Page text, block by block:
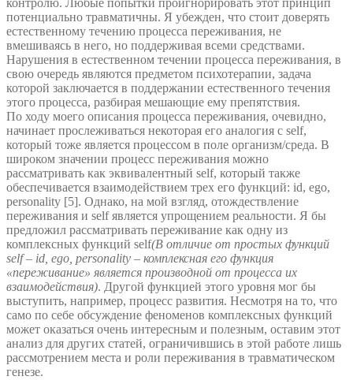
контролю. Любые попытки проигнорировать этот принцип
потенциально травматичны. Я убежден, что стоит доверять
естественному течению процесса переживания, не
вмешиваясь в него, но поддерживая всеми средствами.
Нарушения в естественном течении процесса переживания, в
свою очередь являются предметом психотерапии, задача
которой заключается в поддержании естественного течения
этого процесса, разбирая мешающие ему препятствия.
По ходу моего описания процесса переживания, очевидно,
начинает прослеживаться некоторая его аналогия с self,
который тоже является процессом в поле организм/среда. В
широком значении процесс переживания можно
рассматривать как эквивалентный self, который также
обеспечивается взаимодействием трех его функций: id, ego,
personality [5]. Однако, на мой взгляд, отождествление
переживания и self является упрощением реальности. Я бы
предложил рассматривать переживание как одну из
комплексных функций self(В отличие от простых функций
self – id, ego, personality – комплексная его функция
«переживание» является производной от процесса их
взаимодействия). Другой функцией этого уровня мог бы
выступить, например, процесс развития. Несмотря на то, что
само по себе обсуждение феноменов комплексных функций
может оказаться очень интересным и полезным, оставим этот
анализ для других статей, ограничившись в этой работе лишь
рассмотрением места и роли переживания в травматическом
генезе.